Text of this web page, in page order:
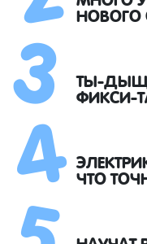
ТЫ-
ФИКСИ-
ЧТО